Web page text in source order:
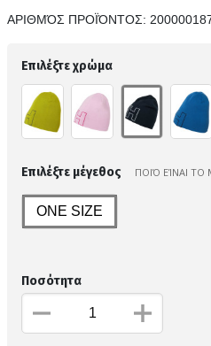
ΑΡΙΘΜΌΣ ΠΡΟΪΌΝΤΟΣ:
Επιλέξτε χρώμα
Επιλέξτε μέγεθος ΠΟΙΌ ΕΊΝΑΙ
ONE SIZE
Ποσότητα